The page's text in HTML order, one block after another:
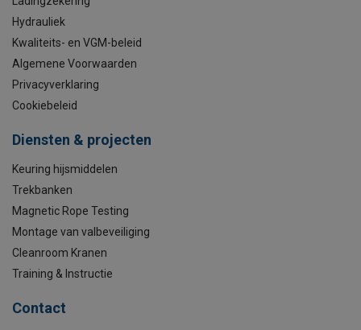
Hydrauliek
Kwaliteits- en VGM-beleid
Algemene Voorwaarden
Privacyverklaring
Cookiebeleid
Diensten & projecten
Keuring hijsmiddelen
Trekbanken
Magnetic Rope Testing
Montage van valbeveiliging
Cleanroom Kranen
Training & Instructie
Contact